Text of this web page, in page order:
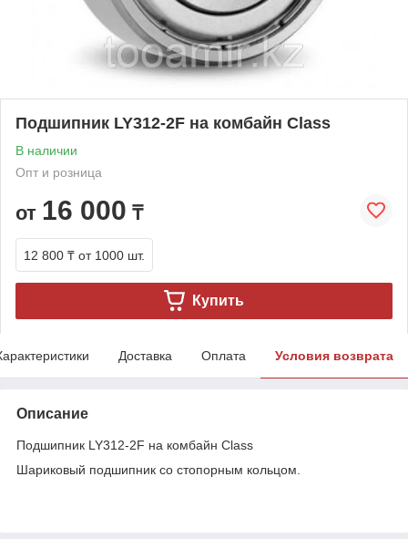
Подшипник LY312-2F на комбайн Class
В наличии
Опт и розница
от 16 000 ₸
12 800 ₸ от 1000 шт.
Купить
Доставка Оплата Условия возврата
Описание
Подшипник LY312-2F на комбайн Class
Шариковый подшипник со стопорным кольцом.